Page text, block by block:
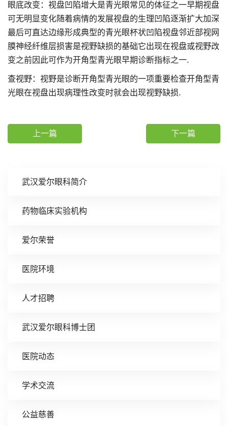
武汉爱尔眼科简介
药物临床实验机构
爱尔荣誉
医院环境
人才招聘
武汉爱尔眼科博士团
医院动态
学术交流
公益慈善
眼底改变：视盘凹陷增大是青光眼常见的体征之一早期视盘
可无明显变化随着病情的发展视盘的生理凹陷逐渐扩大加深
最后可直达边缘形成典型的青光眼杯状凹陷视盘邻近部视网
膜神经纤维层损害是视野缺损的基础它出现在视盘或视野改
变之前因此可作为开角型青光眼早期诊断指标之一.
查视野：视野是诊断开角型青光眼的一项重要检查开角型青
光眼在视盘出现病理性改变时就会出现视野缺损.
上一篇 下一篇